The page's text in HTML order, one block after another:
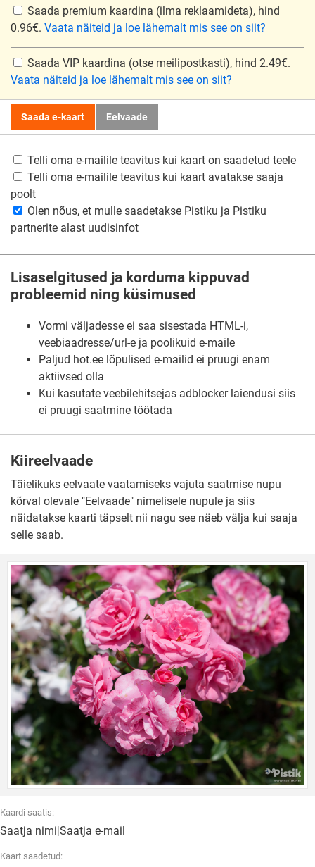
Saada premium kaardina (ilma reklaamideta), hind
0.96€. Vaata näiteid ja loe lähemalt mis see on siit?
Saada VIP kaardina (otse meilipostkasti), hind 2.49€.
Vaata näiteid ja loe lähemalt mis see on siit?
Saada e-kaart Eelvaade
Telli oma e-mailile teavitus kui kaart on saadetud teele
Telli oma e-mailile teavitus kui kaart avatakse saaja
poolt
Olen nõus, et mulle saadetakse Pistiku ja Pistiku
partnerite alast uudisinfot
Lisaselgitused ja korduma kippuvad
probleemid ning küsimused
Vormi väljadesse ei saa sisestada HTML-i,
veebiaadresse/url-e ja poolikuid e-maile
Paljud hot.ee lõpulised e-mailid ei pruugi enam
aktiivsed olla
Kui kasutate veebilehitsejas adblocker laiendusi siis
ei pruugi saatmine töötada
Kiireelvaade
Täielikuks eelvaate vaatamiseks vajuta saatmise nupu
kõrval olevale "Eelvaade" nimelisele nupule ja siis
näidatakse kaarti täpselt nii nagu see näeb välja kui saaja
selle saab.
Kaardi saatis:
Saatja nimi|Saatja e-mail
Kaart saadetud: